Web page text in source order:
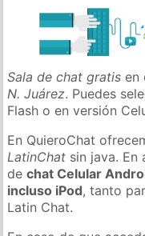
Sala de chat gratis en
N. Juárez. Puedes
Flash o en versión
En QuieroChat
LatinChat sin java. En
dechat Celular
incluso iPod, tanto
Latin Chat.